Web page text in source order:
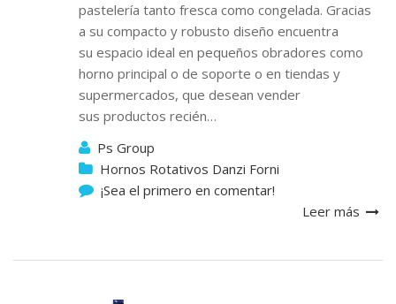
pastelería tanto fresca como congelada. Gracias
a su compacto y robusto diseño encuentra
su espacio ideal en pequeños obradores como
horno principal o de soporte o en tiendas y
supermercados, que desean vender
sus productos recién…
Ps Group
Hornos Rotativos Danzi Forni
¡Sea el primero en comentar!
Leer más